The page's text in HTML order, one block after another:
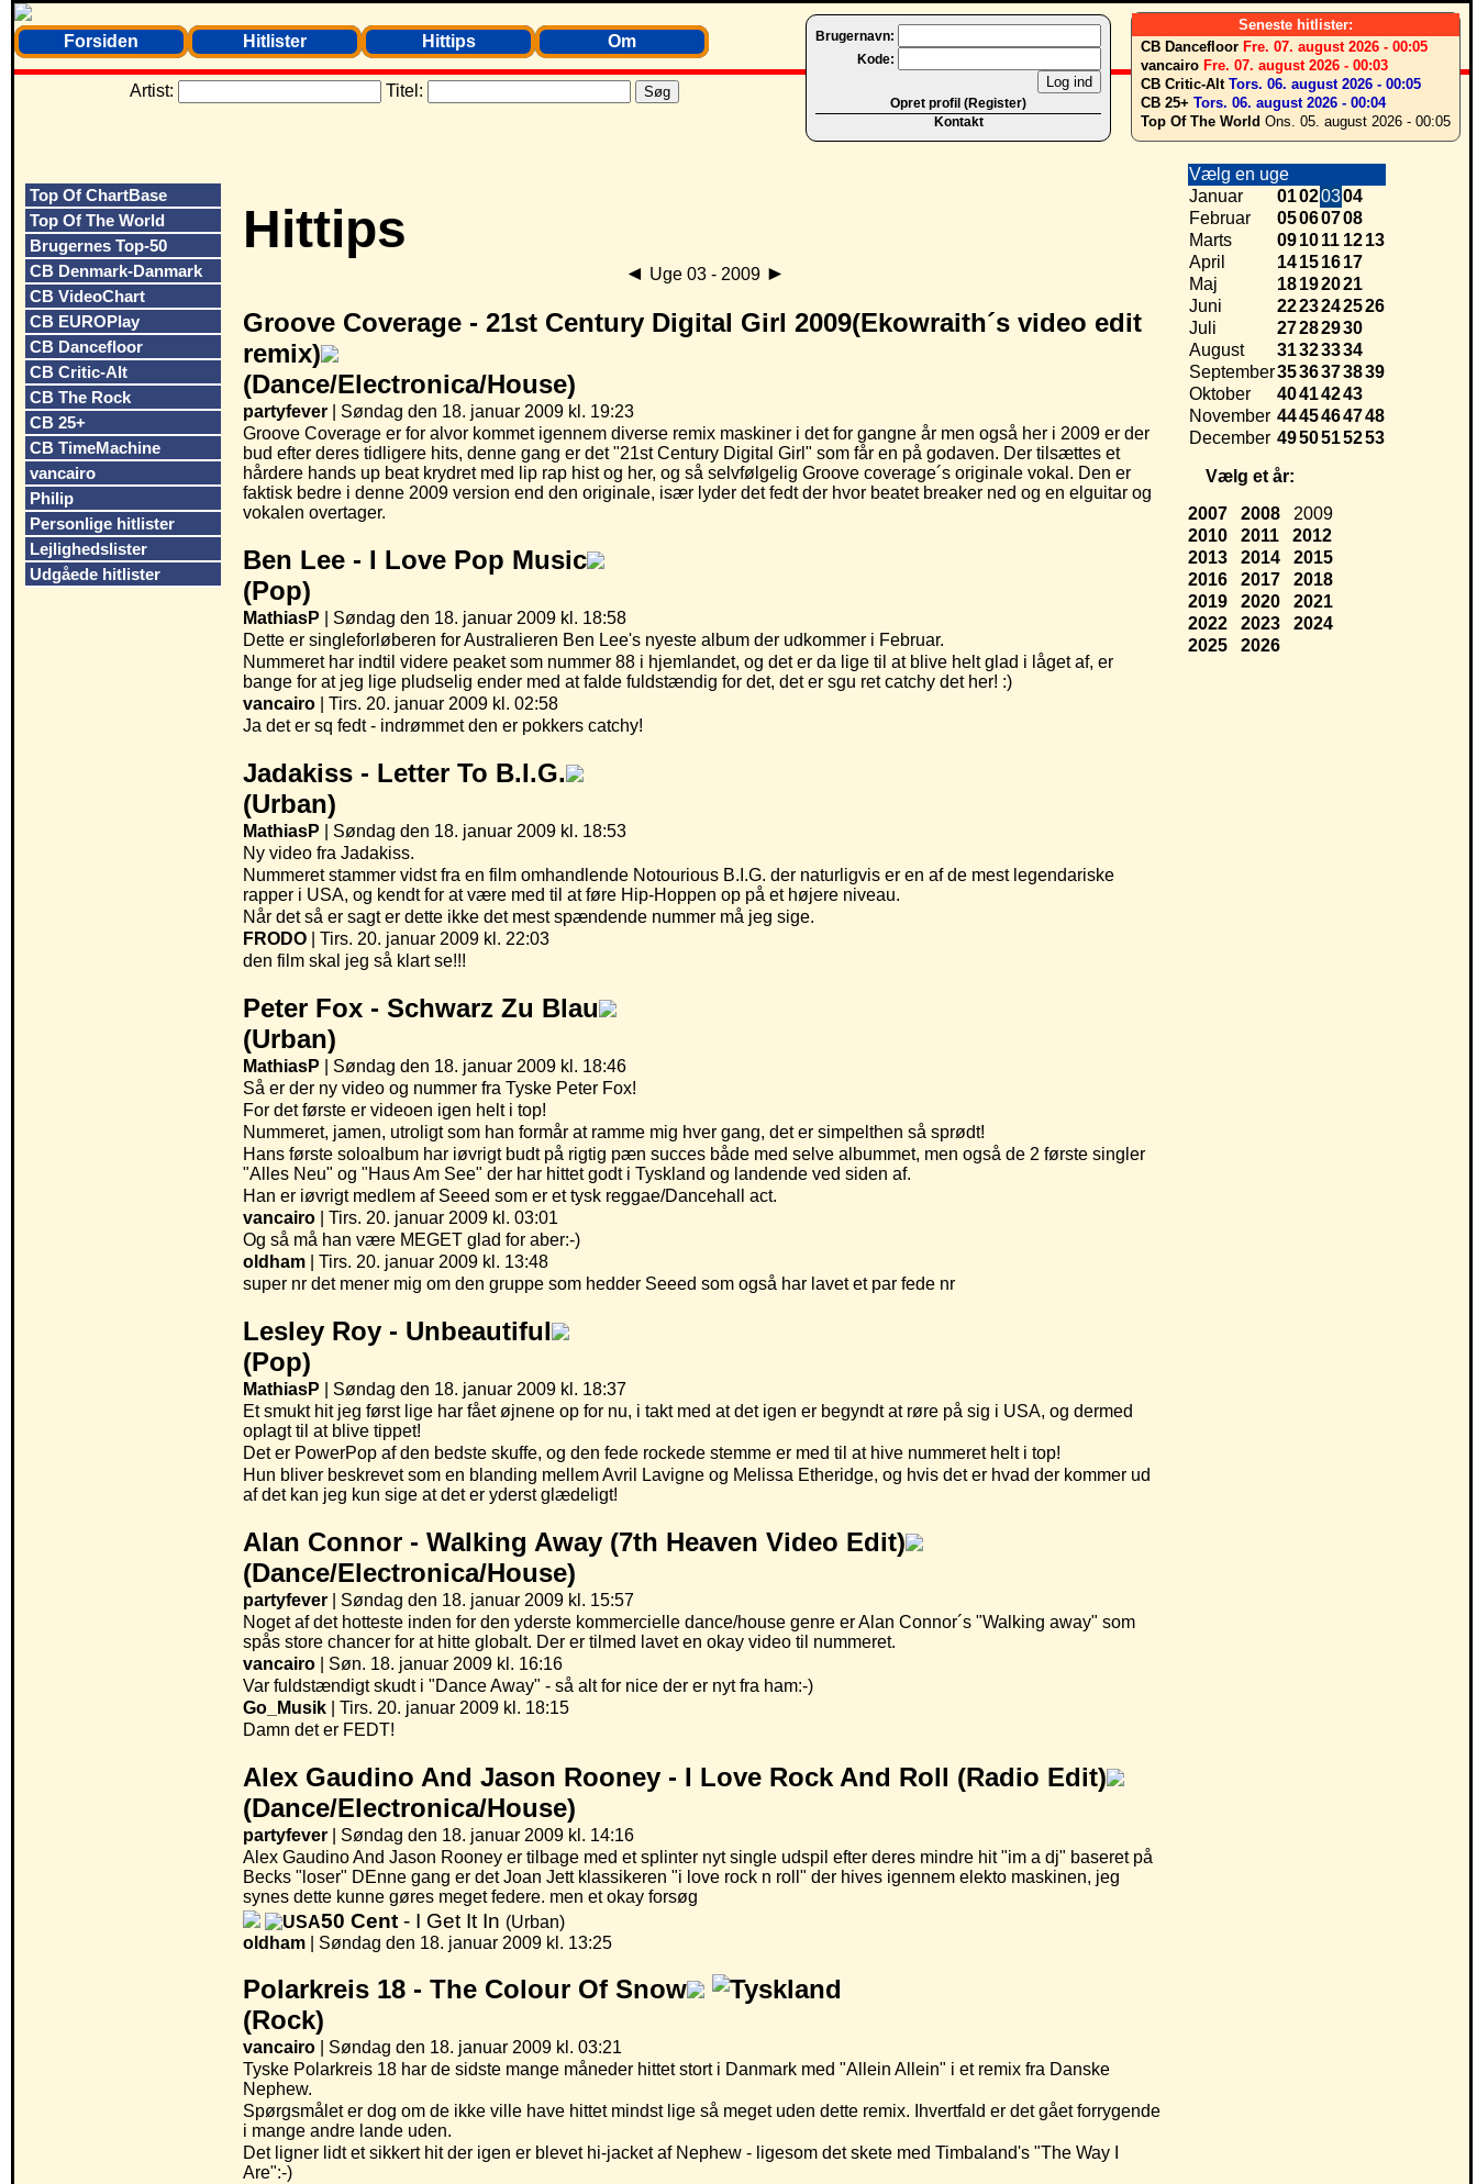
Seneste hitlister:
CB Dancefloor Fre. 07. august 2026 - 00:05
vancairo Fre. 07. august 2026 - 00:03
CB Critic-Alt Tors. 06. august 2026 - 00:05
CB 25+ Tors. 06. august 2026 - 00:04
Top Of The World Ons. 05. august 2026 - 00:05
Brugernavn:
Kode:
Opret profil (Register)
Kontakt
Forsiden Hitlister Hittips Om
Artist: Titel:
Top Of ChartBase
Top Of The World
Brugernes Top-50
CB Denmark-Danmark
CB VideoChart
CB EUROPlay
CB Dancefloor
CB Critic-Alt
CB The Rock
CB 25+
CB TimeMachine
vancairo
Philip
Personlige hitlister
Lejlighedslister
Udgåede hitlister
Hittips
◄ Uge 03 - 2009 ►
Groove Coverage - 21st Century Digital Girl 2009(Ekowraith´s video edit
remix)
(Dance/Electronica/House)
partyfever | Søndag den 18. januar 2009 kl. 19:23
Groove Coverage er for alvor kommet igennem diverse remix maskiner i det for gangne år men også her i 2009 er der
bud efter deres tidligere hits, denne gang er det "21st Century Digital Girl" som får en på godaven. Der tilsættes et
hårdere hands up beat krydret med lip rap hist og her, og så selvfølgelig Groove coverage´s originale vokal. Den er
faktisk bedre i denne 2009 version end den originale, især lyder det fedt der hvor beatet breaker ned og en elguitar og
vokalen overtager.
Ben Lee - I Love Pop Music
(Pop)
MathiasP | Søndag den 18. januar 2009 kl. 18:58
Dette er singleforløberen for Australieren Ben Lee's nyeste album der udkommer i Februar.
Nummeret har indtil videre peaket som nummer 88 i hjemlandet, og det er da lige til at blive helt glad i låget af, er
bange for at jeg lige pludselig ender med at falde fuldstændig for det, det er sgu ret catchy det her! :)
vancairo | Tirs. 20. januar 2009 kl. 02:58
Ja det er sq fedt - indrømmet den er pokkers catchy!
Jadakiss - Letter To B.I.G.
(Urban)
MathiasP | Søndag den 18. januar 2009 kl. 18:53
Ny video fra Jadakiss.
Nummeret stammer vidst fra en film omhandlende Notourious B.I.G. der naturligvis er en af de mest legendariske
rapper i USA, og kendt for at være med til at føre Hip-Hoppen op på et højere niveau.
Når det så er sagt er dette ikke det mest spændende nummer må jeg sige.
FRODO | Tirs. 20. januar 2009 kl. 22:03
den film skal jeg så klart se!!!
Peter Fox - Schwarz Zu Blau
(Urban)
MathiasP | Søndag den 18. januar 2009 kl. 18:46
Så er der ny video og nummer fra Tyske Peter Fox!
For det første er videoen igen helt i top!
Nummeret, jamen, utroligt som han formår at ramme mig hver gang, det er simpelthen så sprødt!
Hans første soloalbum har iøvrigt budt på rigtig pæn succes både med selve albummet, men også de 2 første singler
"Alles Neu" og "Haus Am See" der har hittet godt i Tyskland og landende ved siden af.
Han er iøvrigt medlem af Seeed som er et tysk reggae/Dancehall act.
vancairo | Tirs. 20. januar 2009 kl. 03:01
Og så må han være MEGET glad for aber:-)
oldham | Tirs. 20. januar 2009 kl. 13:48
super nr det mener mig om den gruppe som hedder Seeed som også har lavet et par fede nr
Lesley Roy - Unbeautiful
(Pop)
MathiasP | Søndag den 18. januar 2009 kl. 18:37
Et smukt hit jeg først lige har fået øjnene op for nu, i takt med at det igen er begyndt at røre på sig i USA, og dermed
oplagt til at blive tippet!
Det er PowerPop af den bedste skuffe, og den fede rockede stemme er med til at hive nummeret helt i top!
Hun bliver beskrevet som en blanding mellem Avril Lavigne og Melissa Etheridge, og hvis det er hvad der kommer ud
af det kan jeg kun sige at det er yderst glædeligt!
Alan Connor - Walking Away (7th Heaven Video Edit)
(Dance/Electronica/House)
partyfever | Søndag den 18. januar 2009 kl. 15:57
Noget af det hotteste inden for den yderste kommercielle dance/house genre er Alan Connor´s "Walking away" som
spås store chancer for at hitte globalt. Der er tilmed lavet en okay video til nummeret.
vancairo | Søn. 18. januar 2009 kl. 16:16
Var fuldstændigt skudt i "Dance Away" - så alt for nice der er nyt fra ham:-)
Go_Musik | Tirs. 20. januar 2009 kl. 18:15
Damn det er FEDT!
Alex Gaudino And Jason Rooney - I Love Rock And Roll (Radio Edit)
(Dance/Electronica/House)
partyfever | Søndag den 18. januar 2009 kl. 14:16
Alex Gaudino And Jason Rooney er tilbage med et splinter nyt single udspil efter deres mindre hit "im a dj" baseret på
Becks "loser" DEnne gang er det Joan Jett klassikeren "i love rock n roll" der hives igennem elekto maskinen, jeg
synes dette kunne gøres meget federe. men et okay forsøg
50 Cent - I Get It In (Urban)
oldham
Søndag den 18. januar 2009 kl. 13:25
Polarkreis 18 - The Colour Of Snow
(Rock)
vancairo | Søndag den 18. januar 2009 kl. 03:21
Tyske Polarkreis 18 har de sidste mange måneder hittet stort i Danmark med "Allein Allein" i et remix fra Danske
Nephew.
Spørgsmålet er dog om de ikke ville have hittet mindst lige så meget uden dette remix. Ihvertfald er det gået forrygende
i mange andre lande uden.
Det ligner lidt et sikkert hit der igen er blevet hi-jacket af Nephew - ligesom det skete med Timbaland's "The Way I
Are":-)
Vælg en uge
Januar
01020304
Februar
05060708
Marts
091011 1213
April
14151617
Maj
18192021
Juni
2223242526
Juli
27282930
August
31323334
September3536373839
Oktober
40414243
November 4445464748
December 4950515253
Vælg et år:
2007
2008
2009
2010
2011
2012
2013
2014
2015
2016
2017
2018
2019
2020
2021
2022
2023
2024
2025
2026